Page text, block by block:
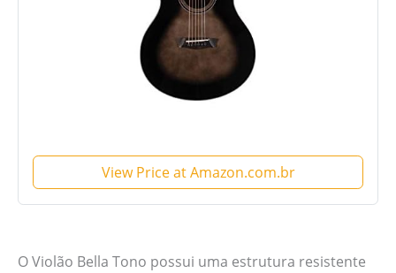
View Price at Amazon.com.br
O Violão Bella Tono possui uma estrutura resistente